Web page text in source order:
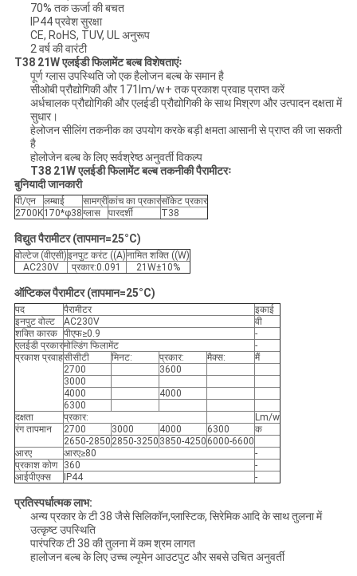
70% तक ऊर्जा की बचत
IP44 प्रवेश सुरक्षा
CE, RoHS, TUV, UL अनुरूप
2 वर्ष की वारंटी
T38 21W एलईडी फिलामेंट बल्ब विशेषताएंः
पूर्ण ग्लास उपस्थिति जो एक हैलोजन बल्ब के समान है
सीओबी प्रौद्योगिकी और 171lm/w+ तक प्रकाश प्रवाह प्राप्त करें
अर्धचालक प्रौद्योगिकी और एलईडी प्रौद्योगिकी के साथ मिश्रण और उत्पादन दक्षता में
सुधार।
हेलोजन सीलिंग तकनीक का उपयोग करके बड़ी क्षमता आसानी से प्राप्त की जा सकती
है
होलोजेन बल्ब के लिए सर्वश्रेष्ठ अनुवर्ती विकल्प
T38 21W एलईडी फिलामेंट बल्ब तकनीकी पैरामीटरः
बुनियादी जानकारी
पी/एन लम्बाई सामग्रीकांच का प्रकारसॉकेट प्रकार
2700K170*φ38ग्लास पारदर्शी T38
विद्युत पैरामीटर (तापमान=25°C)
वोल्टेज (वीएसी)इनपुट करंट ((A)नामित शक्ति ((W)
AC230V
प्रकार:0.091 21W±10%
ऑप्टिकल पैरामीटर (तापमान=25°C)
पद पैरामीटर
इकाई
इनपुट वोल्ट
AC230V
वी
शक्ति कारक पीएफ≥0.9
-
एलईडी प्रकारमोल्डिंग फिलामेंट
-
प्रकाश प्रवाहसीसीटी मिनट: प्रकार: मैक्स:
मैं
2700
3600
3000
4000
4000
6300
दक्षता
प्रकार:
Lm/w
रंग तापमान
2700 3000 4000 6300
क
2650-2850 2850-3250 3850-4250 6000-6600
आरए
आरए≥80
-
प्रकाश कोण
360
-
आईपीएक्स
IP44 -
प्रतिस्पर्धात्मक लाभ:
अन्य प्रकार के टी 38 जैसे सिलिकॉन,प्लास्टिक, सिरेमिक आदि के साथ तुलना में
उत्कृष्ट उपस्थिति
पारंपरिक टी 38 की तुलना में कम श्रम लागत
हालोजन बल्ब के लिए उच्च ल्यूमेन आउटपुट और सबसे उचित अनुवर्ती